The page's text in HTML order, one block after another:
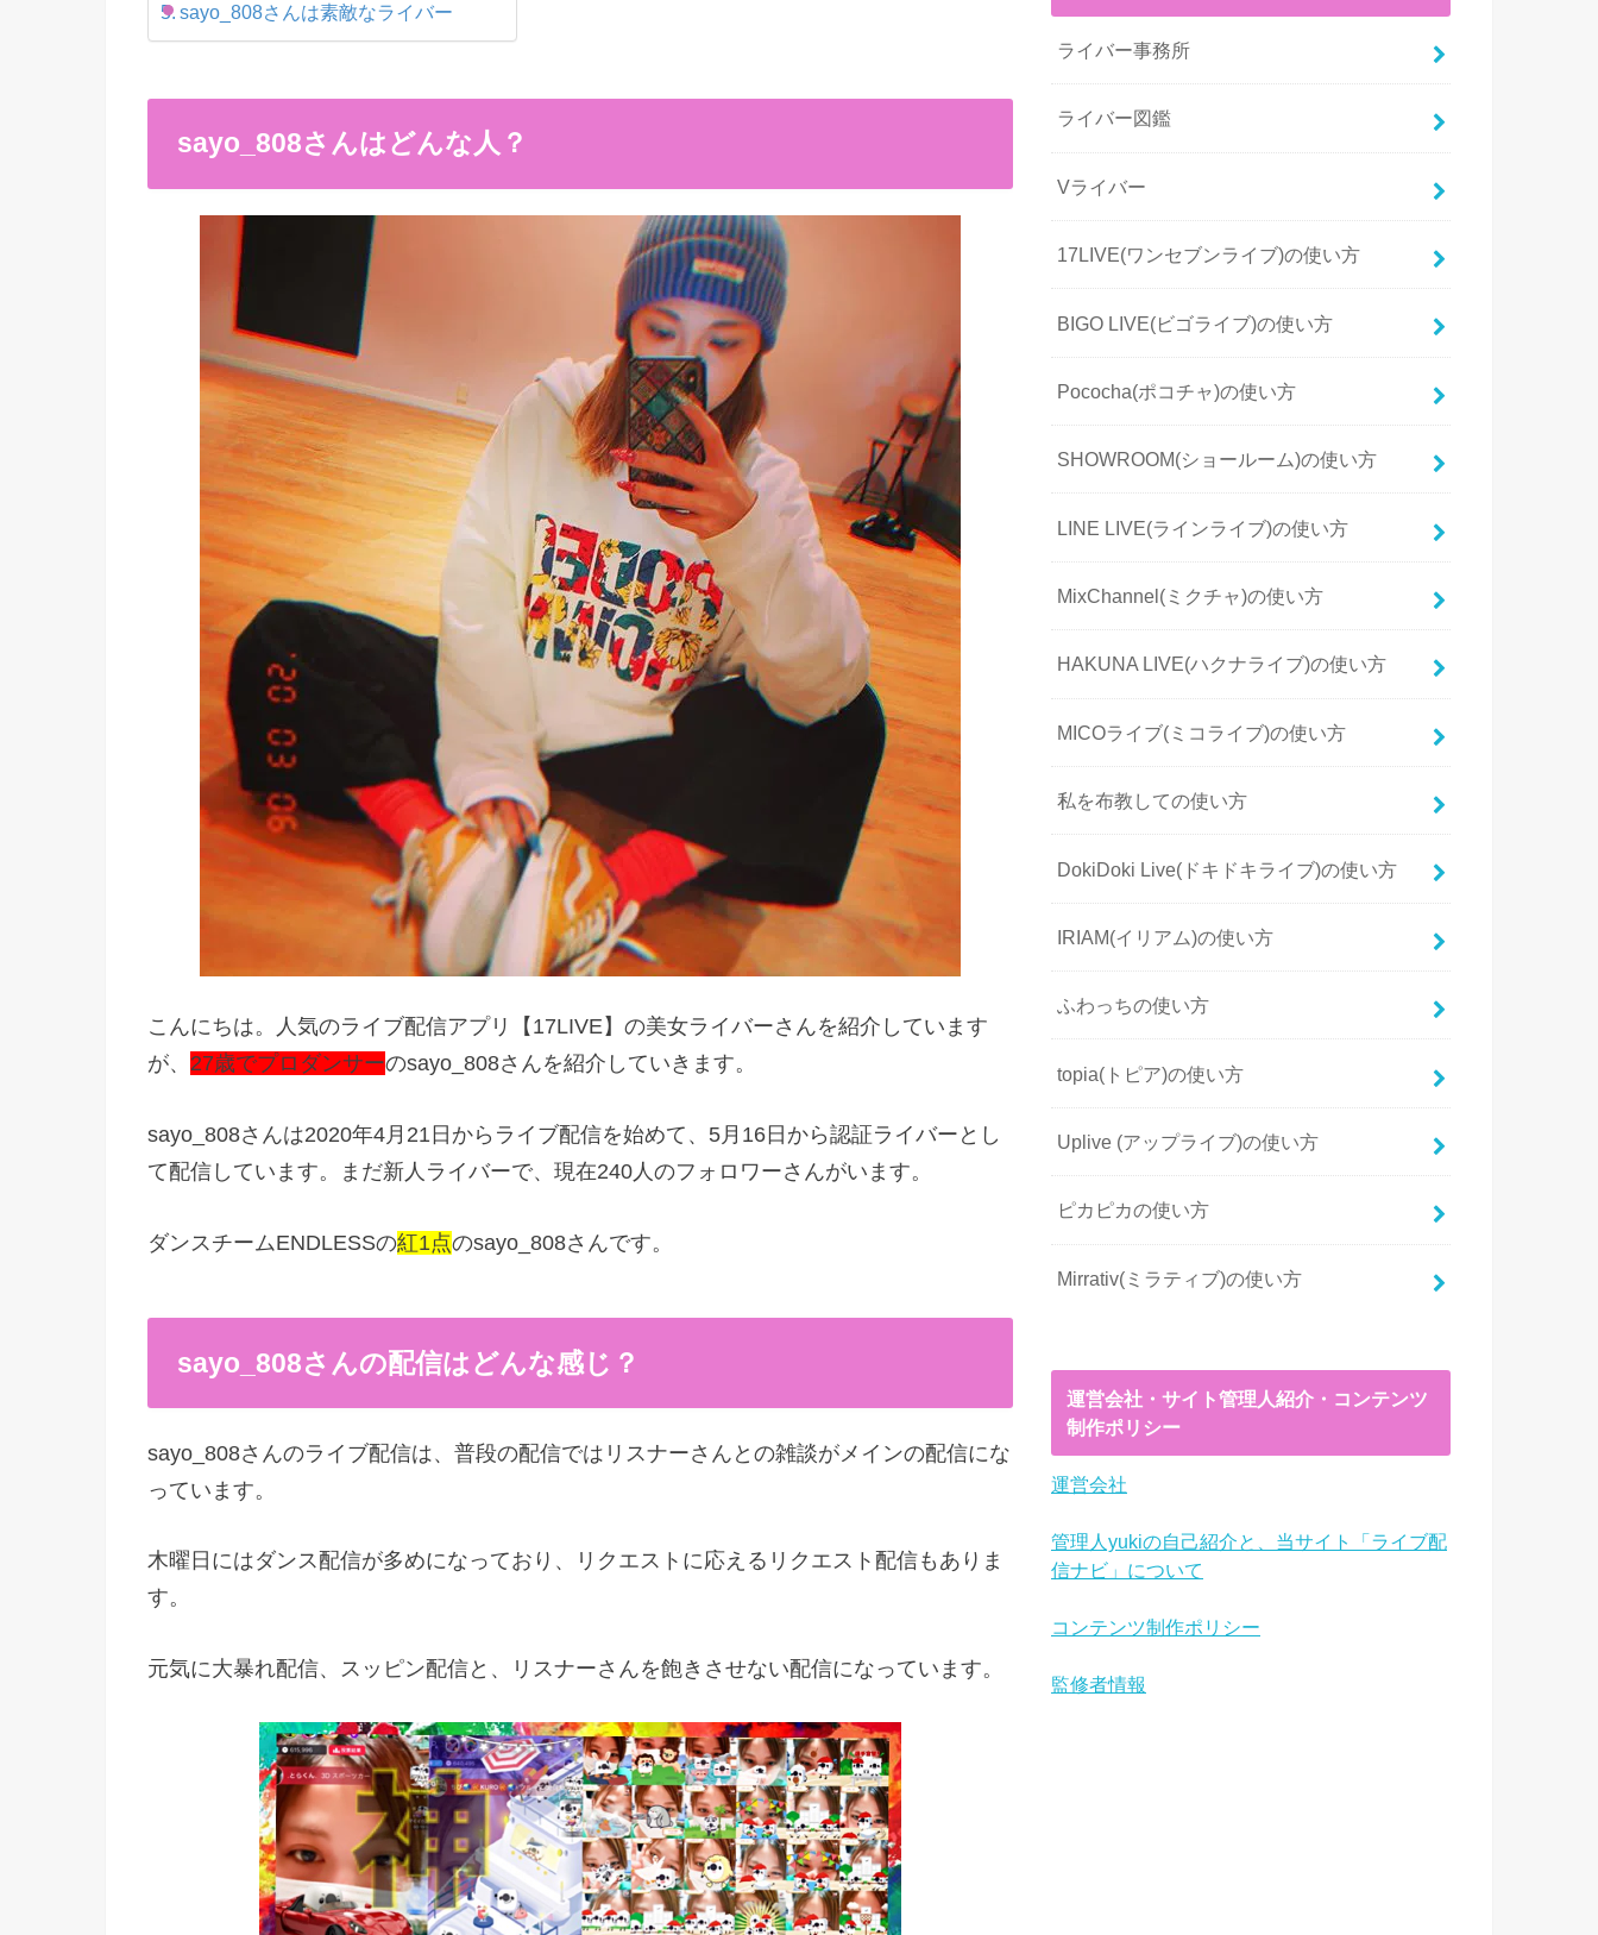
sayo_808さんは素敵なライバー
sayo_808さんはどんな人？
こんにちは。人気のライブ配信アプリ【17LIVE】の美女ライバーさんを紹介しています
が、 27歳でプロダンサーのsayo_808さんを紹介していきます。
sayo_808さんは2020年4月21日からライブ配信を始めて、5月16日から認証ライバーとし
て配信しています。まだ新人ライバーで、現在240人のフォロワーさんがいます。
ダンスチームENDLESSの紅1点のsayo_808さんです。
sayo_808さんの配信はどんな感じ？
sayo_808さんのライブ配信は、普段の配信ではリスナーさんとの雑談がメインの配信にな
っています。
木曜日にはダンス配信が多めになっており、リクエストに応えるリクエスト配信もありま
す。
元気に大暴れ配信、スッピン配信と、リスナーさんを飽きさせない配信になっています。
ライバー事務所
ライバー図鑑
Vライバー
17LIVE(ワンセブンライブ)の使い方
BIGO LIVE(ビゴライブ)の使い方
Pococha(ポコチャ)の使い方
SHOWROOM(ショールーム)の使い方
LINE LIVE(ラインライブ)の使い方
MixChannel(ミクチャ)の使い方
HAKUNA LIVE(ハクナライブ)の使い方
MICOライブ(ミコライブ)の使い方
私を布教しての使い方
DokiDoki Live(ドキドキライブ)の使い方
IRIAM(イリアム)の使い方
ふわっちの使い方
topia(トピア)の使い方
Uplive (アップライブ)の使い方
ピカピカの使い方
Mirrativ(ミラティブ)の使い方
運営会社・サイト管理人紹介・コンテンツ
制作ポリシー
運営会社
管理人yukiの自己紹介と、当サイト「ライブ配
信ナビ」について
コンテンツ制作ポリシー
監修者情報